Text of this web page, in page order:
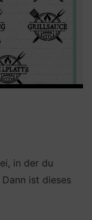
in der du
ist dieses